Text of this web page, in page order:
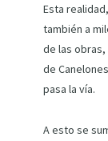
Esta
también a
de las
de
pasa la vía.
A esto se